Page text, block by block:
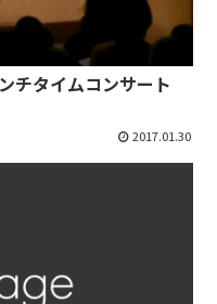
チタイムコンサート
2017.01.30